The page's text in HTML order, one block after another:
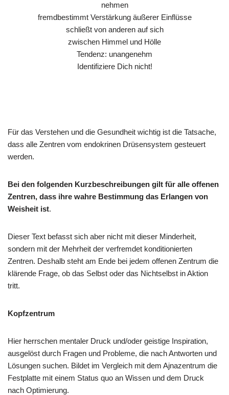
nehmen
fremdbestimmt Verstärkung äußerer Einflüsse
schließt von anderen auf sich
zwischen Himmel und Hölle
Tendenz: unangenehm
Identifiziere Dich nicht!
Für das Verstehen und die Gesundheit wichtig ist die Tatsache,
dass alle Zentren vom endokrinen Drüsensystem gesteuert
werden.
Bei den folgenden Kurzbeschreibungen gilt für alle offenen
Zentren, dass ihre wahre Bestimmung das Erlangen von
Weisheit ist.
Dieser Text befasst sich aber nicht mit dieser Minderheit,
sondern mit der Mehrheit der verfremdet konditionierten
Zentren. Deshalb steht am Ende bei jedem offenen Zentrum die
klärende Frage, ob das Selbst oder das Nichtselbst in Aktion
tritt.
Kopfzentrum
Hier herrschen mentaler Druck und/oder geistige Inspiration,
ausgelöst durch Fragen und Probleme, die nach Antworten und
Lösungen suchen. Bildet im Vergleich mit dem Ajnazentrum die
Festplatte mit einem Status quo an Wissen und dem Druck
nach Optimierung.